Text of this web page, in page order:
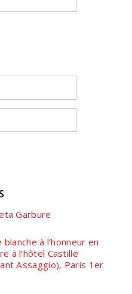
Garbure
à l’honneur en
à l’hôtel Castille
Assaggio), Paris 1er